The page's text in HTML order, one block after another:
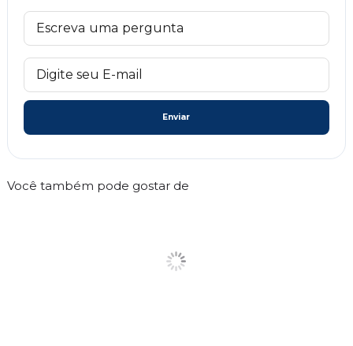
Enviar
Você também pode gostar de